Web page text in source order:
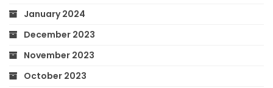
January 2024
December 2023
November 2023
October 2023